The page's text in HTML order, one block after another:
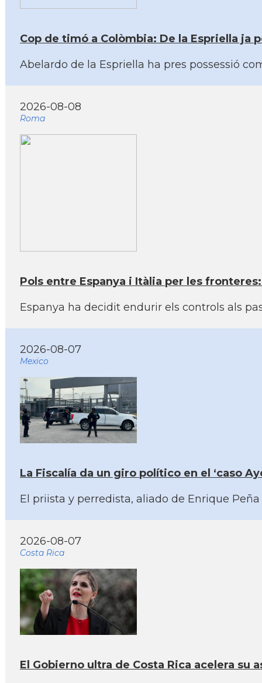
Cop de timó a Colòmbia: De la Espriella ja
Abelardo de la Espriella ha pres possessió
2026-08-08
Roma
Pols entre Espanya i Itàlia per les
Espanya ha decidit endurir els controls als
2026-08-07
Mexico
La Fiscalía da un giro político en el ‘caso
El priista y perredista, aliado de Enrique
2026-08-07
Costa Rica
El Gobierno ultra de Costa Rica acelera su